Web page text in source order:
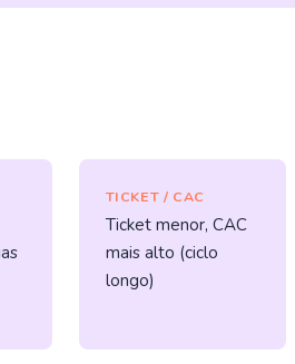
TICKET / CAC
Ticket menor, CAC
mais alto (ciclo
longo)